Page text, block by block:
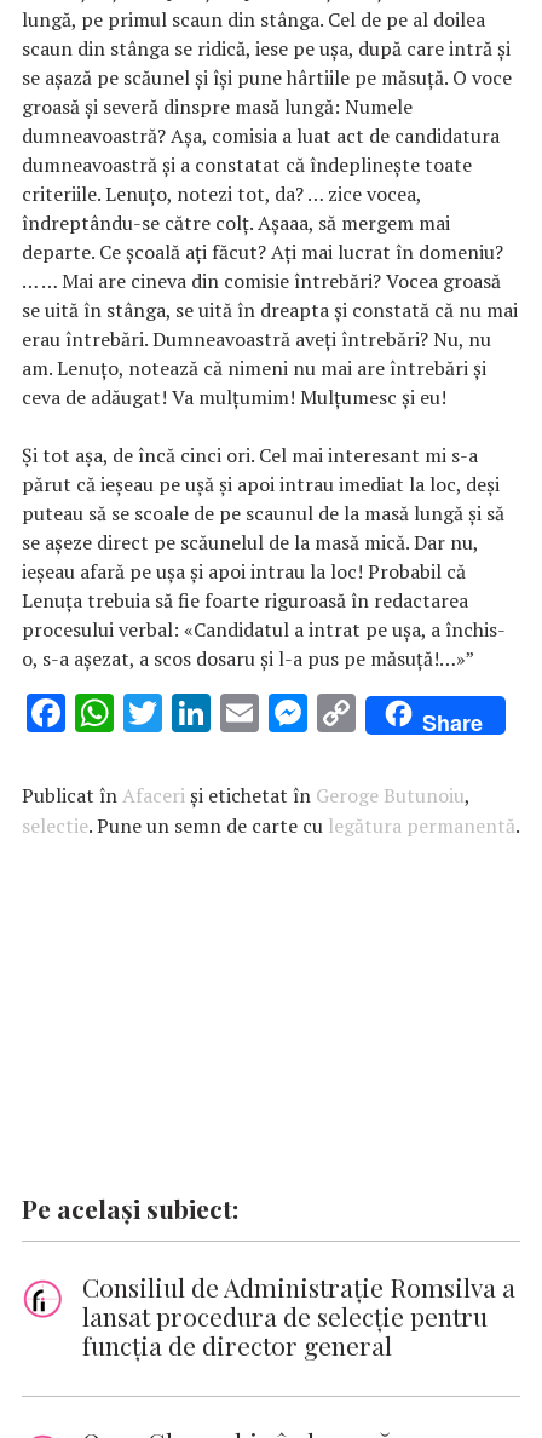
lungă, pe primul scaun din stânga. Cel de pe al doilea
scaun din stânga se ridică, iese pe ușa, după care intră și
se așază pe scăunel și își pune hârtiile pe măsuță. O voce
groasă și severă dinspre masă lungă: Numele
dumneavoastră? Așa, comisia a luat act de candidatura
dumneavoastră și a constatat că îndeplinește toate
criteriile. Lenuțo, notezi tot, da? … zice vocea,
îndreptându-se către colț. Așaaa, să mergem mai
departe. Ce școală ați făcut? Ați mai lucrat în domeniu?
… … Mai are cineva din comisie întrebări? Vocea groasă
se uită în stânga, se uită în dreapta și constată că nu mai
erau întrebări. Dumneavoastră aveți întrebări? Nu, nu
am. Lenuțo, notează că nimeni nu mai are întrebări și
ceva de adăugat! Va mulțumim! Mulțumesc și eu!
Și tot așa, de încă cinci ori. Cel mai interesant mi s-a
părut că ieșeau pe ușă și apoi intrau imediat la loc, deși
puteau să se scoale de pe scaunul de la masă lungă și să
se așeze direct pe scăunelul de la masă mică. Dar nu,
ieșeau afară pe ușa și apoi intrau la loc! Probabil că
Lenuța trebuia să fie foarte riguroasă în redactarea
procesului verbal: «Candidatul a intrat pe ușa, a închis-
o, s-a așezat, a scos dosaru și l-a pus pe măsuță!…»”
F
e
b
W
at
s
T
it
te
Li
k
e
E
ai
l
M
se
n
C
o
p
y
Share
Publicat înAfaceriși etichetat în Geroge Butunoiu,
selectie. Pune un semn de carte cu legătura permanentă.
Pe același subiect:
Consiliul de Administrație Romsilva a
lansat procedura de selecție pentru
funcția de director general